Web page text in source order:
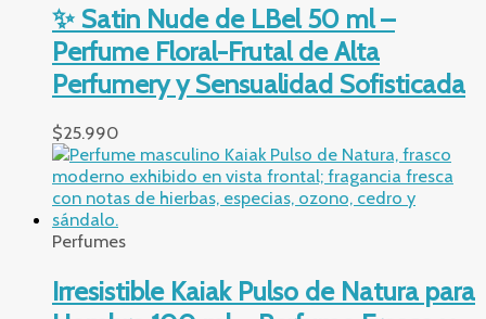
✨ Satin Nude de LBel 50 ml –
Perfume Floral-Frutal de Alta
Perfumery y Sensualidad Sofisticada
$25.990
Perfumes
Irresistible Kaiak Pulso de Natura para